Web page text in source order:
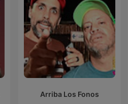
Arriba Los Fonos